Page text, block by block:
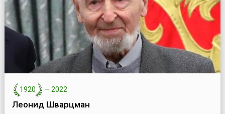
1920 — 2022
Леонид Шварцман